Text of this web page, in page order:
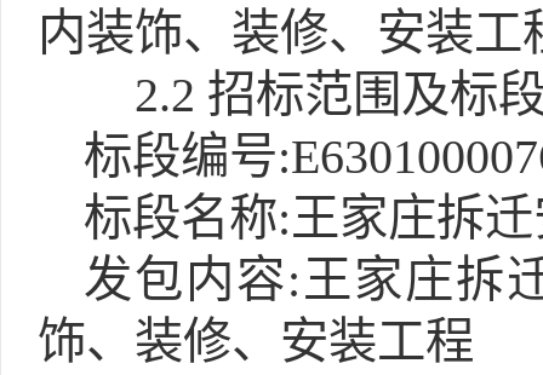
内装饰、装修、安装工
2.2 招标范围及标
标段编号
标段名称:王家庄拆
发包内容:王家庄拆
饰、装修、安装工程